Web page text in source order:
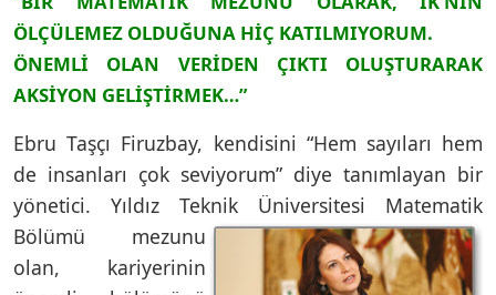
ÖLÇÜLEMEZ OLDUĞUNA HİÇ KATILMIYORUM.
ÖNEMLİ OLAN VERİDEN ÇIKTI OLUŞTURARAK
AKSİYON GELİŞTİRMEK…”
Ebru Taşçı Firuzbay, kendisini “Hem sayıları hem
de insanları çok seviyorum” diye tanımlayan bir
yönetici. Yıldız Teknik Üniversitesi Matematik
Bölümü mezunu
olan, kariyerinin